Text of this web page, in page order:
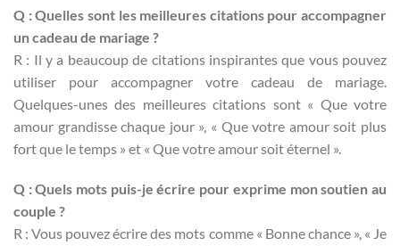
Q : Quelles sont les meilleures citations pour accompagner
un cadeau de mariage ?
R : Il y a beaucoup de citations inspirantes que vous pouvez
utiliser pour accompagner votre cadeau de mariage.
Quelques-unes des meilleures citations sont « Que votre
amour grandisse chaque jour », « Que votre amour soit plus
fort que le temps » et « Que votre amour soit éternel ».
Q : Quels mots puis-je écrire pour exprime mon soutien au
couple ?
R : Vous pouvez écrire des mots comme « Bonne chance », « Je